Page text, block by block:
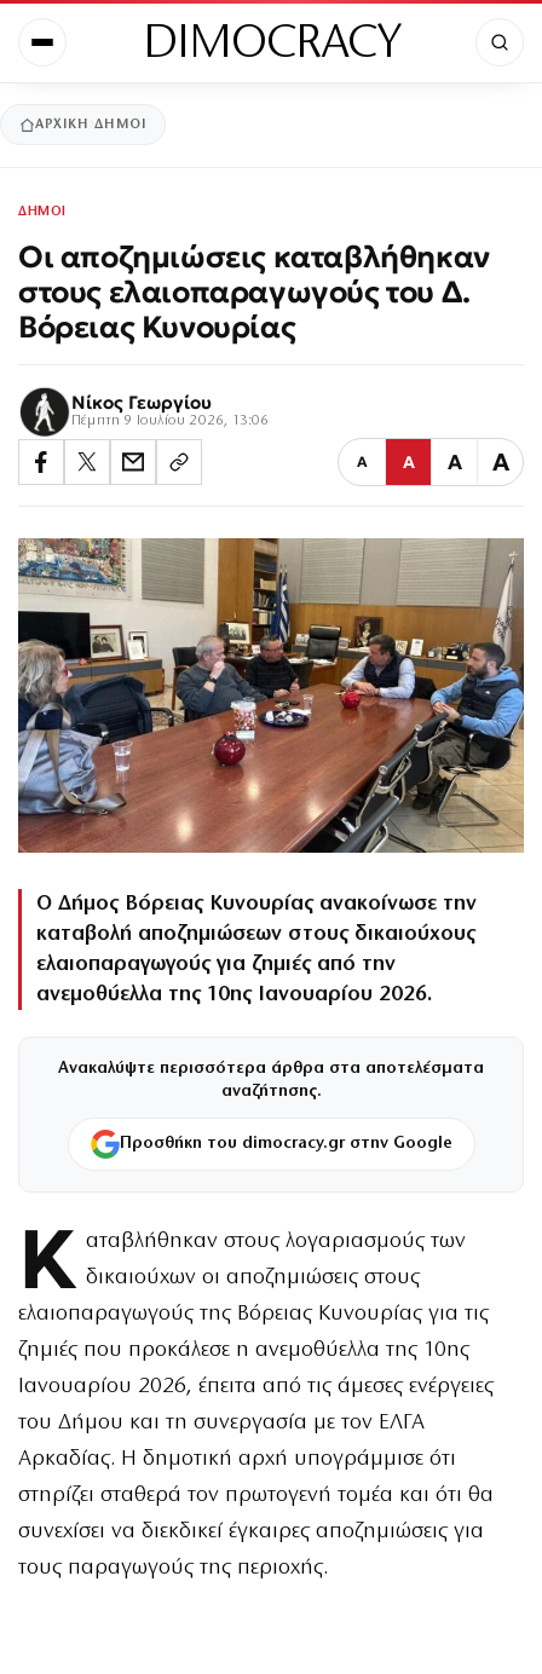
DIMOCRACY
ΑΡΧΙΚΉ ΔΗΜΟΙ
ΔΗΜΟΙ
Οι αποζημιώσεις καταβλήθηκαν
στους ελαιοπαραγωγούς του Δ.
Βόρειας Κυνουρίας
Νίκος Γεωργίου
Πέμπτη 9 Ιουλίου 2026, 13:06
Α Α Α Α
Ο Δήμος Βόρειας Κυνουρίας ανακοίνωσε την
καταβολή αποζημιώσεων στους δικαιούχους
ελαιοπαραγωγούς για ζημιές από την
ανεμοθύελλα της 10ης Ιανουαρίου 2026.
Ανακαλύψτε περισσότερα άρθρα στα αποτελέσματα
αναζήτησης.
Προσθήκη του dimocracy.gr στην Google
Κ αταβλήθηκαν στους λογαριασμούς των
δικαιούχων οι αποζημιώσεις στους
ελαιοπαραγωγούς της Βόρειας Κυνουρίας για τις
ζημιές που προκάλεσε η ανεμοθύελλα της 10ης
Ιανουαρίου 2026, έπειτα από τις άμεσες ενέργειες
του Δήμου και τη συνεργασία με τον ΕΛΓΑ
Αρκαδίας. Η δημοτική αρχή υπογράμμισε ότι
στηρίζει σταθερά τον πρωτογενή τομέα και ότι θα
συνεχίσει να διεκδικεί έγκαιρες αποζημιώσεις για
τους παραγωγούς της περιοχής.